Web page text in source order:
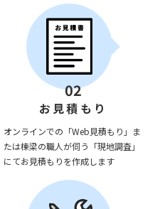
02
お見積もり
オンラインでの「Web見積もり」ま
たは棟梁の職人が伺う「現地調査」
にてお見積もりを作成します